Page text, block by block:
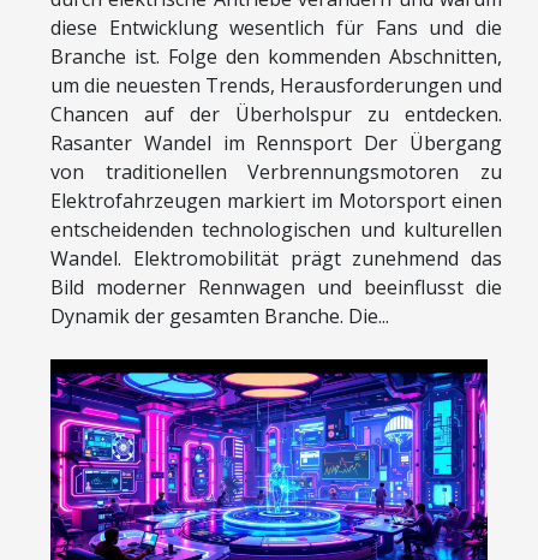
diese Entwicklung wesentlich für Fans und die
Branche ist. Folge den kommenden Abschnitten,
um die neuesten Trends, Herausforderungen und
Chancen auf der Überholspur zu entdecken.
Rasanter Wandel im Rennsport Der Übergang
von traditionellen Verbrennungsmotoren zu
Elektrofahrzeugen markiert im Motorsport einen
entscheidenden technologischen und kulturellen
Wandel. Elektromobilität prägt zunehmend das
Bild moderner Rennwagen und beeinflusst die
Dynamik der gesamten Branche. Die...